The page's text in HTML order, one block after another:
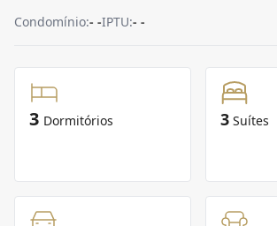
Condomínio:- -IPTU:- -
3 Dormitórios 3 Suítes